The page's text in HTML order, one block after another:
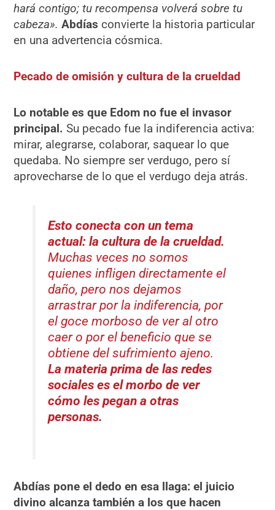
hará contigo; tu recompensa volverá sobre tu
cabeza». Abdías convierte la historia particular
en una advertencia cósmica.
Pecado de omisión y cultura de la crueldad
Lo notable es que Edom no fue el invasor
principal. Su pecado fue la indiferencia activa:
mirar, alegrarse, colaborar, saquear lo que
quedaba. No siempre ser verdugo, pero sí
aprovecharse de lo que el verdugo deja atrás.
Esto conecta con un tema
actual: la cultura de la crueldad.
Muchas veces no somos
quienes infligen directamente el
daño, pero nos dejamos
arrastrar por la indiferencia, por
el goce morboso de ver al otro
caer o por el beneficio que se
obtiene del sufrimiento ajeno.
La materia prima de las redes
sociales es el morbo de ver
cómo les pegan a otras
personas.
Abdías pone el dedo en esa llaga: el juicio
divino alcanza también a los que hacen